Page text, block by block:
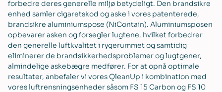
forbedre deres generelle miljø betydeligt. Den brandsikre
enhed samler cigaretskod og aske i vores patenterede,
brandsikre aluminiumspose (NiContain). Aluminiumsposen
opbevarer asken og forsegler lugtene, hvilket forbedrer
den generelle luftkvalitet i rygerummet og samtidig
eliminerer de brandsikkerhedsproblemer og lugtgener,
almindelige askebægre medfører. For at opnå optimale
resultater, anbefaler vi vores QleanUp i kombination med
vores luftrensningsenheder såsom FS 15 Carbon og FS 10